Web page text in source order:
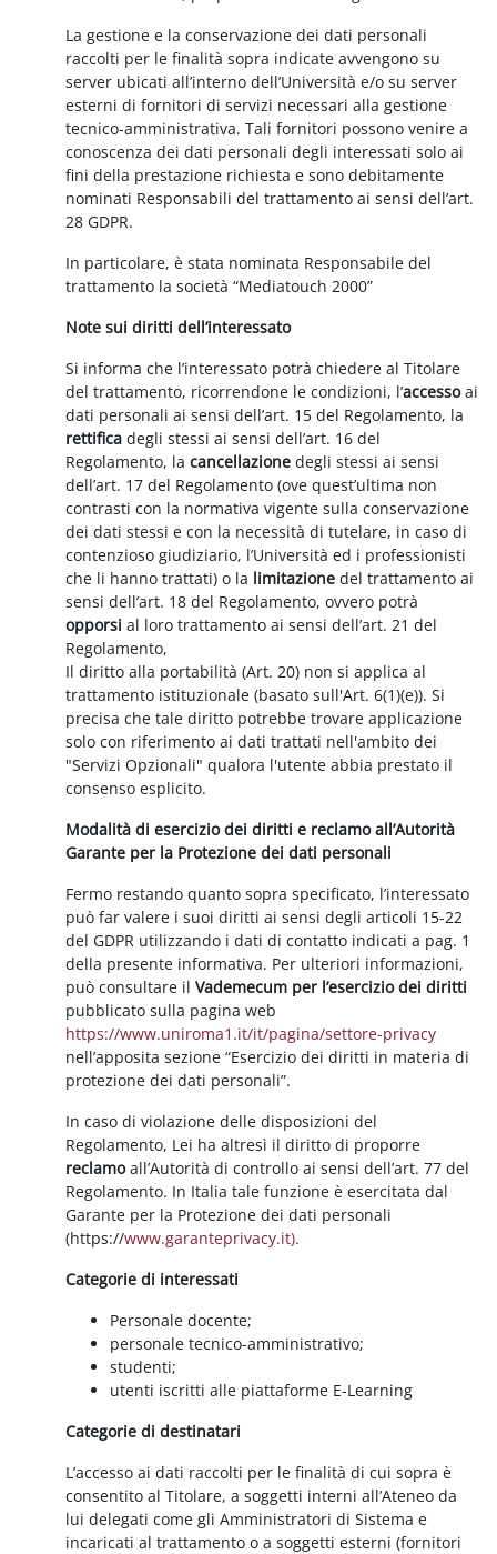
La gestione e la conservazione dei dati personali
raccolti per le finalità sopra indicate avvengono su
server ubicati all’interno dell’Università e/o su server
esterni di fornitori di servizi necessari alla gestione
tecnico-amministrativa. Tali fornitori possono venire a
conoscenza dei dati personali degli interessati solo ai
fini della prestazione richiesta e sono debitamente
nominati Responsabili del trattamento ai sensi dell’art.
28 GDPR.
In particolare, è stata nominata Responsabile del
trattamento la società “Mediatouch 2000”
Note sui diritti dell’interessato
Si informa che l’interessato potrà chiedere al Titolare
del trattamento, ricorrendone le condizioni, l’accessoai
dati personali ai sensi dell’art. 15 del Regolamento, la
rettificadegli stessi ai sensi dell’art. 16 del
Regolamento, lacancellazione degli stessi ai sensi
dell’art. 17 del Regolamento (ove quest’ultima non
contrasti con la normativa vigente sulla conservazione
dei dati stessi e con la necessità di tutelare, in caso di
contenzioso giudiziario, l’Università ed i professionisti
che li hanno trattati) o la limitazione del trattamento ai
sensi dell’art. 18 del Regolamento, ovvero potrà
opporsi al loro trattamento ai sensi dell’art. 21 del
Regolamento,
Il diritto alla portabilità (Art. 20) non si applica al
trattamento istituzionale (basato sull'Art. 6(1)(e)). Si
precisa che tale diritto potrebbe trovare applicazione
solo con riferimento ai dati trattati nell'ambito dei
"Servizi Opzionali" qualora l'utente abbia prestato il
consenso esplicito.
Modalità di esercizio dei diritti e reclamo all’Autorità
Garante per la Protezione dei dati personali
Fermo restando quanto sopra specificato, l’interessato
può far valere i suoi diritti ai sensi degli articoli 15-22
del GDPR utilizzando i dati di contatto indicati a pag. 1
della presente informativa. Per ulteriori informazioni,
può consultare ilVademecum per l’esercizio dei diritti
pubblicato sulla pagina web
https://www.uniroma1.it/it/pagina/settore-privacy
nell’apposita sezione “Esercizio dei diritti in materia di
protezione dei dati personali”.
In caso di violazione delle disposizioni del
Regolamento, Lei ha altresì il diritto di proporre
reclamoall’Autorità di controllo ai sensi dell’art. 77 del
Regolamento. In Italia tale funzione è esercitata dal
Garante per la Protezione dei dati personali
(https://www.garanteprivacy.it).
Categorie di interessati
Personale docente;
personale tecnico-amministrativo;
studenti;
utenti iscritti alle piattaforme E-Learning
Categorie di destinatari
L’accesso ai dati raccolti per le finalità di cui sopra è
consentito al Titolare, a soggetti interni all’Ateneo da
lui delegati come gli Amministratori di Sistema e
incaricati al trattamento o a soggetti esterni (fornitori